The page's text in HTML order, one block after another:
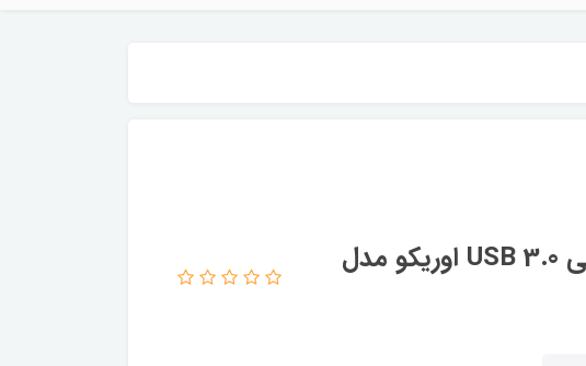
باکس هارد اکسترنال 2.5 اینچی USB 3.0 اوریکو مدل